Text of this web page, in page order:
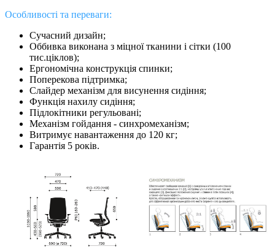
Особливості та переваги:
Сучасний дизайн;
Оббивка виконана з міцної тканини і сітки (100
тис.ціклов);
Ергономічна конструкція спинки;
Поперекова підтримка;
Слайдер механізм для висунення сидіння;
Функція нахилу сидіння;
Підлокітники регульовані;
Механізм гойдання - синхромеханізм;
Витримує навантаження до 120 кг;
Гарантія 5 років.